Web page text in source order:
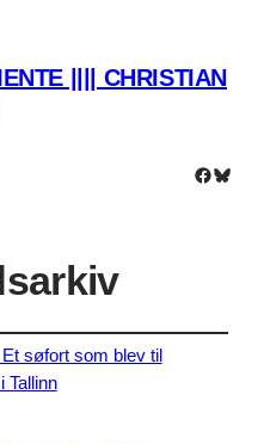
|||| CHRISTIAN